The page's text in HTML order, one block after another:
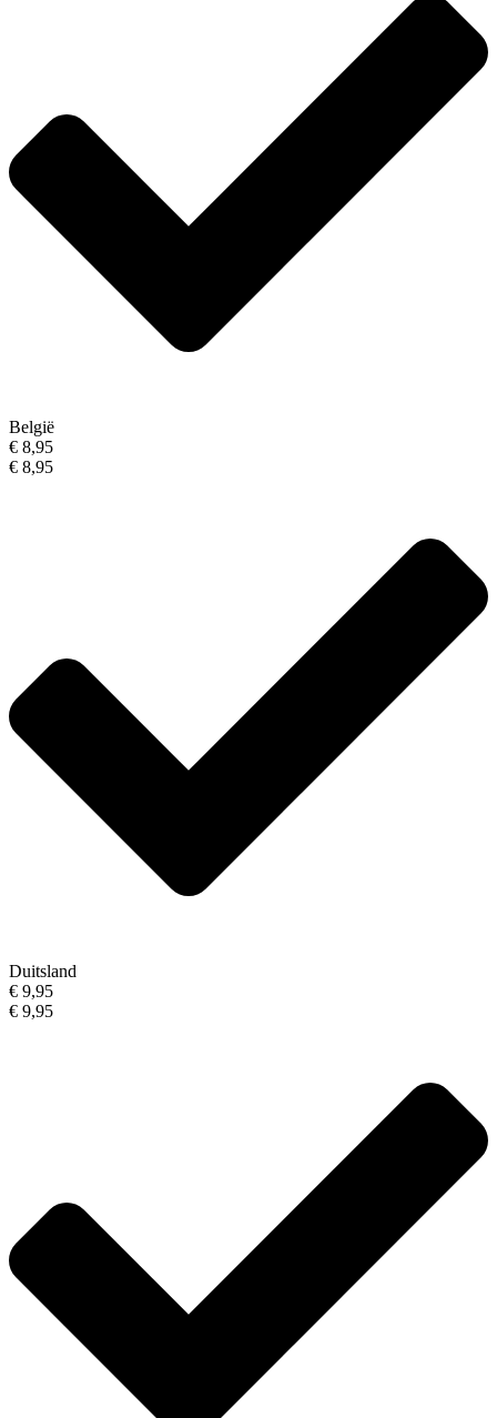
België
€ 8,95
€ 8,95
Duitsland
€ 9,95
€ 9,95